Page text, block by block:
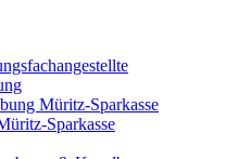
Müritz-Sparkasse
Sparkasse